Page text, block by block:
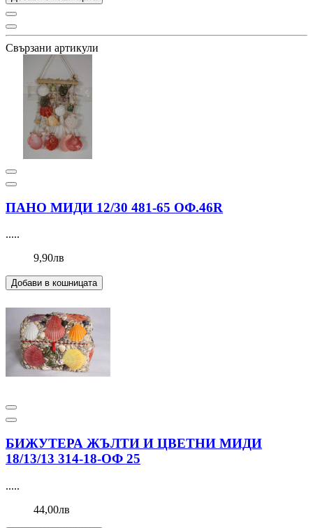
Свързани артикули
ПАНО МИДИ 12/30 481-65 ОФ.46R
.....
9,90лв
Добави в кошницата
БИЖУТЕРА ЖЪЛТИ И ЦВЕТНИ МИДИ
18/13/13 314-18-ОФ 25
.....
44,00лв